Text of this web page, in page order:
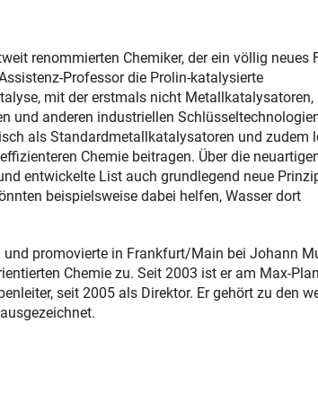
renommierten Chemiker, der ein völlig neues
Professor die Prolin-katalysierte
mit der erstmals nicht Metallkatalysatoren,
und anderen industriellen
als Standardmetallkatalysatoren und zudem
Chemie beitragen. Über die
entwickelte List auch grundlegend neue
beispielsweise dabei helfen, Wasser dort
promovierte in Frankfurt/Main bei Johann
Chemie zu. Seit 2003 ist er am Max-
seit 2005 als Direktor. Er gehört zu den